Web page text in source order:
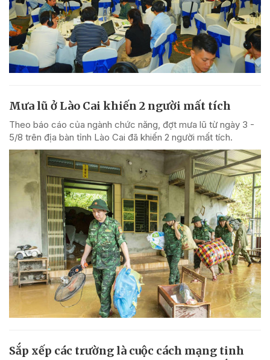
Mưa lũ ở Lào Cai khiến 2 người mất tích
Theo báo cáo của ngành chức năng, đợt mưa lũ từ ngày 3 -
5/8 trên địa bàn tỉnh Lào Cai đã khiến 2 người mất tích.
Sắp xếp các trường là cuộc cách mạng tinh